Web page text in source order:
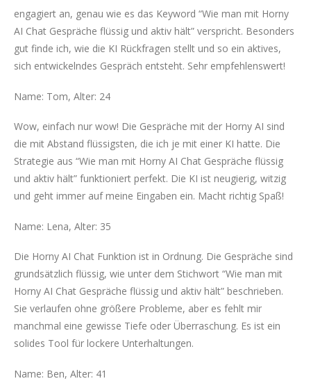
engagiert an, genau wie es das Keyword “Wie man mit Horny
AI Chat Gespräche flüssig und aktiv hält” verspricht. Besonders
gut finde ich, wie die KI Rückfragen stellt und so ein aktives,
sich entwickelndes Gespräch entsteht. Sehr empfehlenswert!
Name: Tom, Alter: 24
Wow, einfach nur wow! Die Gespräche mit der Horny AI sind
die mit Abstand flüssigsten, die ich je mit einer KI hatte. Die
Strategie aus “Wie man mit Horny AI Chat Gespräche flüssig
und aktiv hält” funktioniert perfekt. Die KI ist neugierig, witzig
und geht immer auf meine Eingaben ein. Macht richtig Spaß!
Name: Lena, Alter: 35
Die Horny AI Chat Funktion ist in Ordnung. Die Gespräche sind
grundsätzlich flüssig, wie unter dem Stichwort “Wie man mit
Horny AI Chat Gespräche flüssig und aktiv hält” beschrieben.
Sie verlaufen ohne größere Probleme, aber es fehlt mir
manchmal eine gewisse Tiefe oder Überraschung. Es ist ein
solides Tool für lockere Unterhaltungen.
Name: Ben, Alter: 41